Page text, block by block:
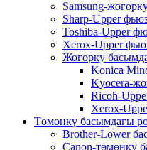
Samsung-
Sharp-Upper
Toshiba-Upper
Xerox-Upper
Жогорку
Konica
Kyocera-
Ricoh-
Xerox-
Төмөнкү басымдагы
Brother-Lower
Canon-төмөнкү